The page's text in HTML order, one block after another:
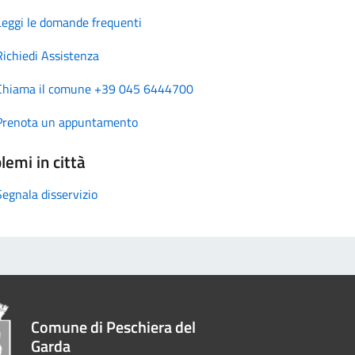
le domande frequenti
Assistenza
il comune +39 045 6444700
un appuntamento
in città
disservizio
Comune di Peschiera del
Garda